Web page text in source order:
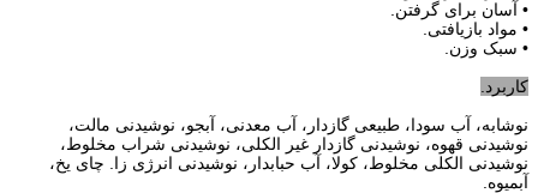
• آسان برای گرفتن.
• مواد بازیافتی.
• سبک وزن.
کاربرد.
نوشابه، آب سودا، طبیعی گازدار، آب معدنی، آبجو، نوشیدنی مالت،
نوشیدنی قهوه، نوشیدنی گازدار غیر الکلی، نوشیدنی شراب مخلوط،
نوشیدنی الکلی مخلوط، کولا، آب حبابدار، نوشیدنی انرژی زا. چای یخ،
آبمیوه.